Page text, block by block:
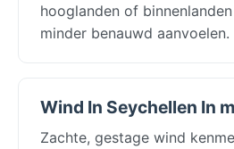
hooglanden of
minder benauwd aanvoelen.
Wind In Seychellen In
Zachte, gestage wind